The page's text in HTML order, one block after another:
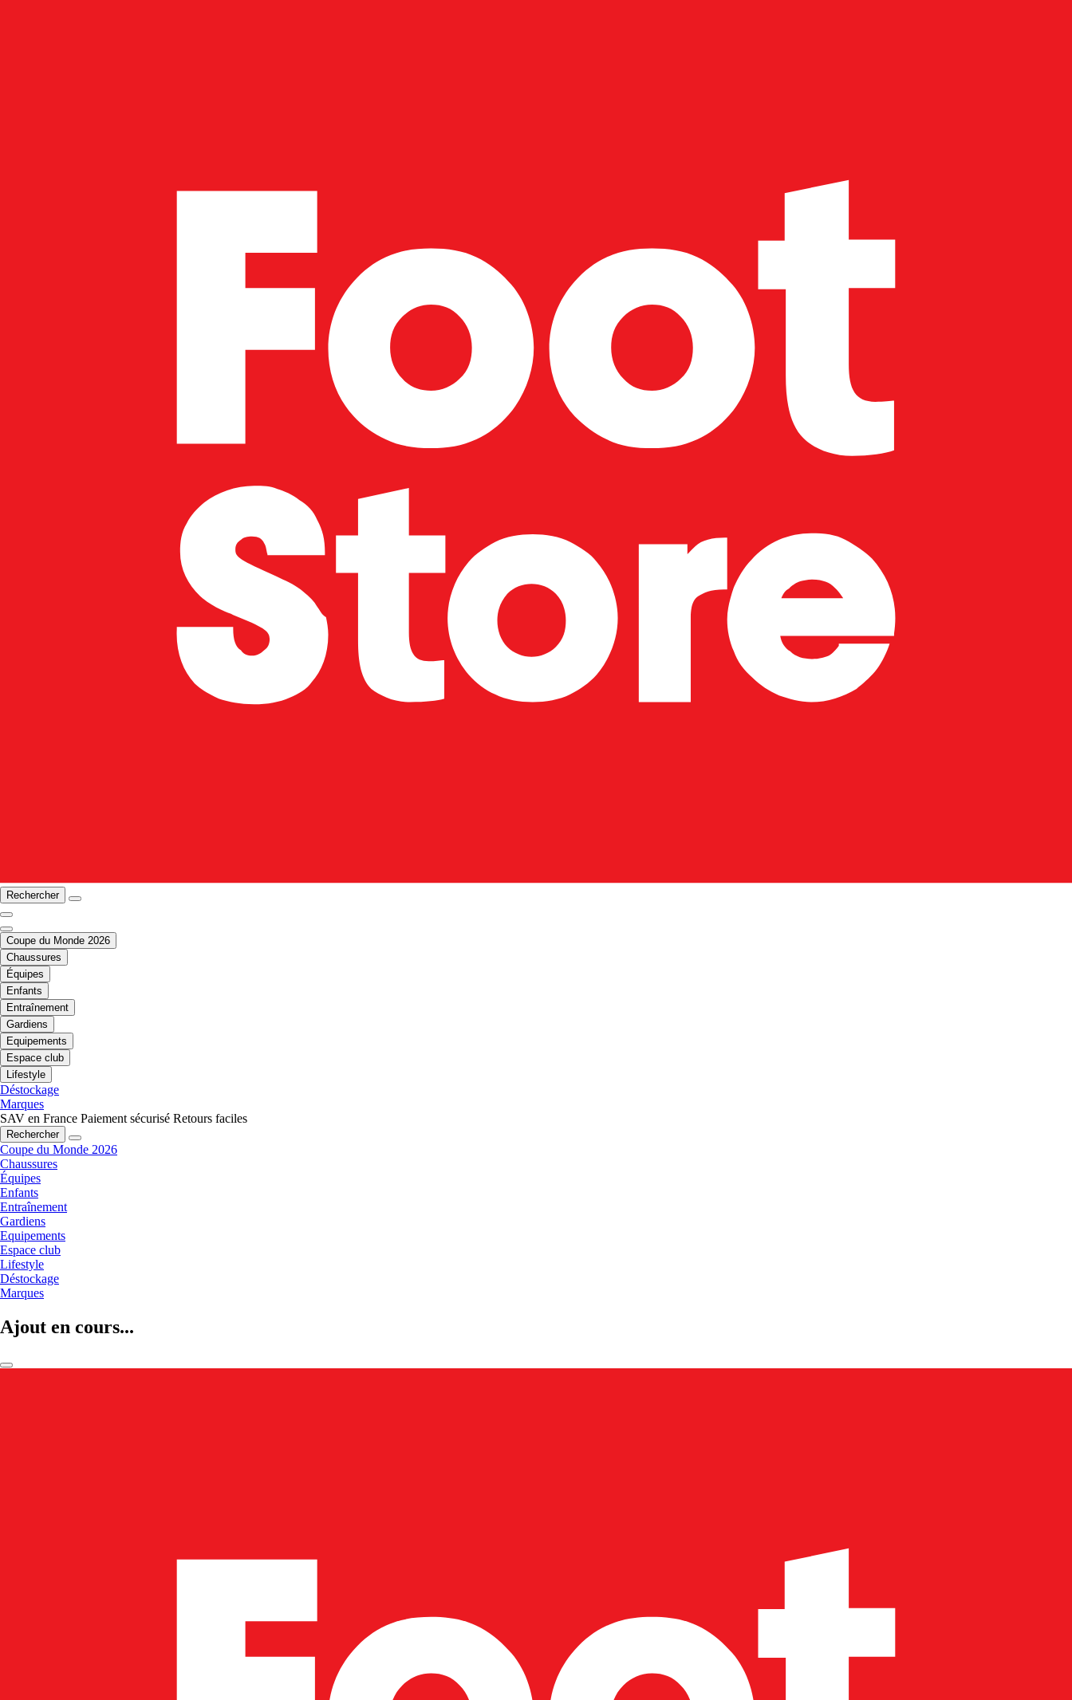
Rechercher
Coupe du Monde 2026
Chaussures
Équipes
Enfants
Entraînement
Gardiens
Equipements
Espace club
Lifestyle
Déstockage
Marques
SAV en France Paiement sécurisé Retours faciles
Rechercher
Coupe du Monde 2026
Chaussures
Équipes
Enfants
Entraînement
Gardiens
Equipements
Espace club
Lifestyle
Déstockage
Marques
Ajout en cours...